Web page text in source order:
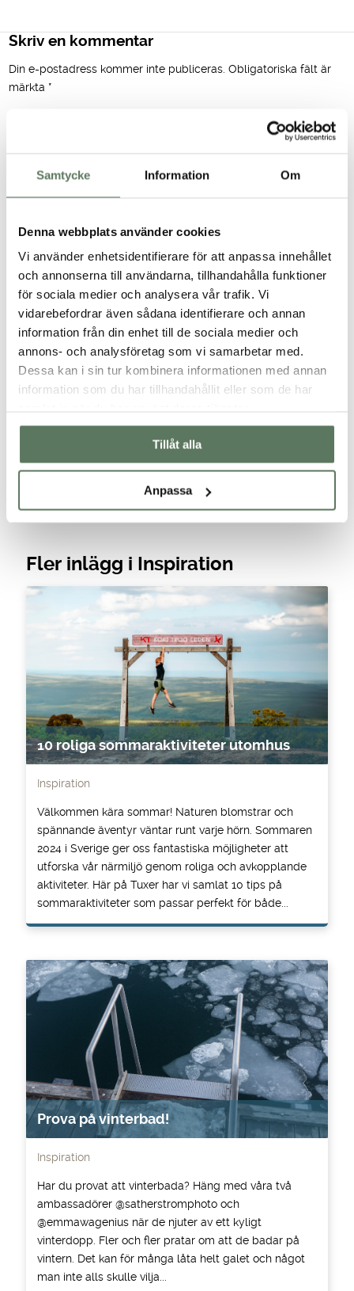
Samtycke Information Om
Denna webbplats använder cookies
Vi använder enhetsidentifierare för att anpassa innehållet
och annonserna till användarna, tillhandahålla funktioner
för sociala medier och analysera vår trafik. Vi
vidarebefordrar även sådana identifierare och annan
information från din enhet till de sociala medier och
annons- och analysföretag som vi samarbetar med.
Dessa kan i sin tur kombinera informationen med annan
information som du har tillhandahållit eller som de har
Tillåt alla
Anpassa
Skriv en kommentar
Din e-postadress kommer inte publiceras. Obligatoriska fält är
märkta *
E-postadress*
Webbplats
webbläsare till nästa gång jag skriver en kommentar.
Fler inlägg i Inspiration
10 roliga sommaraktiviteter utomhus
Inspiration
Välkommen kära sommar! Naturen blomstrar och
spännande äventyr väntar runt varje hörn. Sommaren
2024 i Sverige ger oss fantastiska möjligheter att
utforska vår närmiljö genom roliga och avkopplande
aktiviteter. Här på Tuxer har vi samlat 10 tips på
sommaraktiviteter som passar perfekt för både...
Prova på vinterbad!
Inspiration
Har du provat att vinterbada? Häng med våra två
ambassadörer @satherstromphoto och
@emmawagenius när de njuter av ett kyligt
vinterdopp. Fler och fler pratar om att de badar på
vintern. Det kan för många låta helt galet och något
man inte alls skulle vilja...